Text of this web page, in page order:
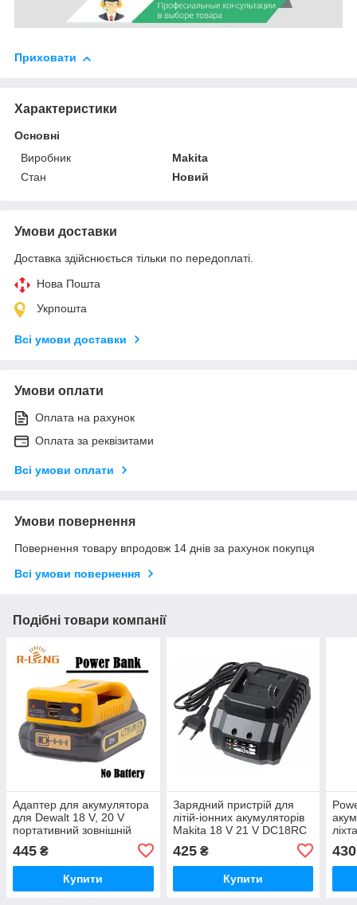
Приховати
Характеристики
Основні
Виробник
Makita
Стан
Новий
Умови доставки
Доставка здійснюється тільки по передоплаті.
Нова Пошта
Укрпошта
Всі умови доставки
Умови оплати
Оплата на рахунок
Оплата за реквізитами
Всі умови оплати
Умови повернення
Повернення товару впродовж 14 днів за рахунок покупця
Всі умови повернення
Подібні товари компанії
Адаптер для акумулятора
для Dewalt 18 V, 20 V
портативний зовнішній
портами USB + Type C.
445 ₴
Купити
Зарядний пристрій для
літій-іонних акумуляторів
Makita 18 V 21 V DC18RC
Song BoDa FoGo
425₴
Купити
430